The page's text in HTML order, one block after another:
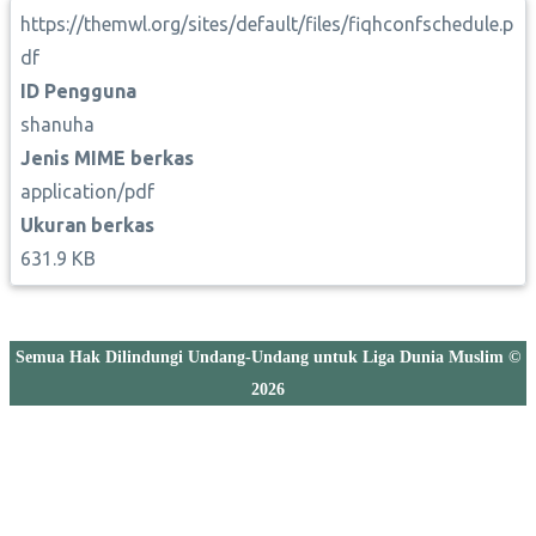
https://themwl.org/sites/default/files/fiqhconfschedule.p
df
ID Pengguna
shanuha
Jenis MIME berkas
application/pdf
Ukuran berkas
631.9 KB
Semua Hak Dilindungi Undang-Undang untuk Liga Dunia Muslim ©
2026